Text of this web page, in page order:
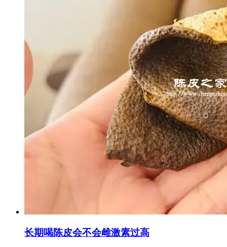
长期喝陈皮会不会雌激素过高